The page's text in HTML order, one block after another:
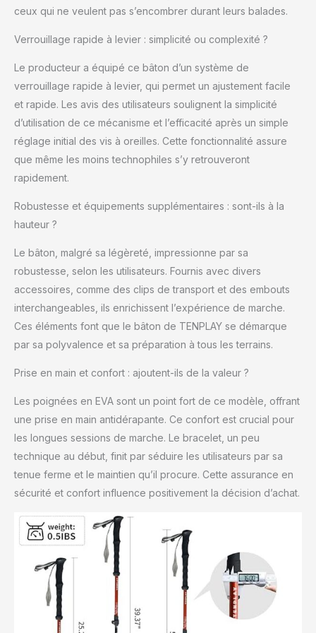
peuvent être
minimum de 64 cm à
une hauteur maximale
de 135 cm, qui peuvent
être ajustés à
n'importe quelle
hauteur et s'adapter à
tous les scénarios
utiliser : ce bâton de
d'un mécanisme de
un réglage facile. Facile
à verrouiller d'une
seule main. Légers :
nos bâtons de
randonnée sont légers
et ne pèsent que 220 g
(équivalent à 0,2 kg).
léger, les poteaux
une construction
robuste. Ces bâtons
sont presque en
apesanteur dans vos
mains, vous donnant
plus de flexibilité et de
confort lors de la
permettant de faire
l'expérience de la
randonnée sans
fatigue. TENPLAY offre
une garantie de 3 mois,
si vous rencontrez des
problèmes, s'il y a un
ceux qui ne veulent pas s’encombrer durant leurs balades.
Verrouillage rapide à levier : simplicité ou complexité ?
Le producteur a équipé ce bâton d’un système de
verrouillage rapide à levier, qui permet un ajustement facile
et rapide. Les avis des utilisateurs soulignent la simplicité
d’utilisation de ce mécanisme et l’efficacité après un simple
réglage initial des vis à oreilles. Cette fonctionnalité assure
que même les moins technophiles s’y retrouveront
rapidement.
Robustesse et équipements supplémentaires : sont-ils à la
hauteur ?
Le bâton, malgré sa légèreté, impressionne par sa
robustesse, selon les utilisateurs. Fournis avec divers
accessoires, comme des clips de transport et des embouts
interchangeables, ils enrichissent l’expérience de marche.
Ces éléments font que le bâton de TENPLAY se démarque
par sa polyvalence et sa préparation à tous les terrains.
Prise en main et confort : ajoutent-ils de la valeur ?
Les poignées en EVA sont un point fort de ce modèle, offrant
une prise en main antidérapante. Ce confort est crucial pour
les longues sessions de marche. Le bracelet, un peu
technique au début, finit par séduire les utilisateurs par sa
tenue ferme et le maintien qu’il procure. Cette assurance en
sécurité et confort influence positivement la décision d’achat.